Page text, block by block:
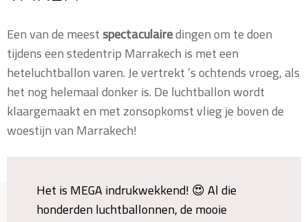
Een van de meestspectaculairedingen om te doen
tijdens een stedentrip Marrakech is met een
heteluchtballon varen. Je vertrekt ’s ochtends vroeg, als
het nog helemaal donker is. De luchtballon wordt
klaargemaakt en met zonsopkomst vlieg je boven de
woestijn van Marrakech!
Het is MEGA indrukwekkend! 😍 Al die
honderden luchtballonnen, de mooie